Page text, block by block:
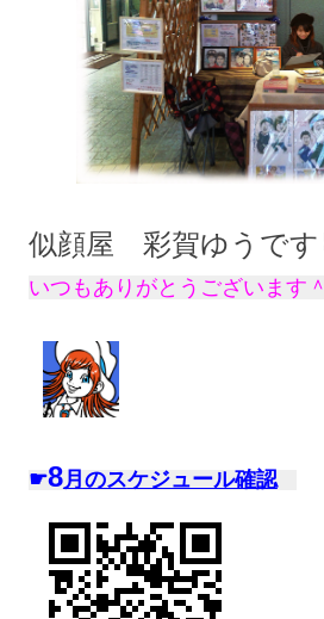
似顔屋 彩賀ゆうです
いつもありがとうございます
☛8月のスケジュール確認